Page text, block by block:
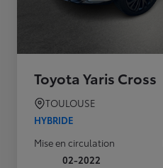
Toyota Yaris Cross
TOULOUSE
HYBRIDE
Mise en circulation
02-2022